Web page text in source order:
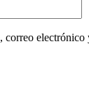
correo